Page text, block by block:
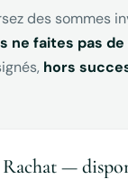
des sommes
ne faites pas
hors
Rachat —